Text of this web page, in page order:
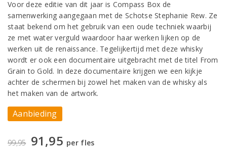
Voor deze editie van dit jaar is Compass Box de
samenwerking aangegaan met de Schotse Stephanie Rew. Ze
staat bekend om het gebruik van een oude techniek waarbij
ze met water verguld waardoor haar werken lijken op de
werken uit de renaissance. Tegelijkertijd met deze whisky
wordt er ook een documentaire uitgebracht met de titel From
Grain to Gold. In deze documentaire krijgen we een kijkje
achter de schermen bij zowel het maken van de whisky als
het maken van de artwork.
Aanbieding
99,95 91,95 per fles